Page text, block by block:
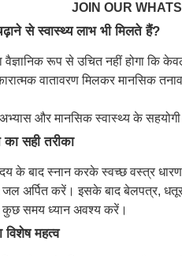
JOIN OUR
से स्वास्थ्य लाभ भी मिलते हैं?
रूप से उचित नहीं होगा कि
वातावरण मिलकर मानसिक
और मानसिक स्वास्थ्य के
सही तरीका
के बाद स्नान करके स्वच्छ वस्त्र
जल अर्पित करें। इसके बाद बेलपत्र,
कुछ समय ध्यान अवश्य करें।
महत्व